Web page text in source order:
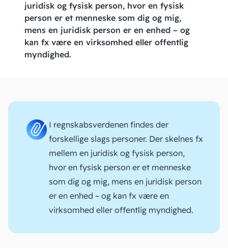
juridisk og fysisk person, hvor en fysisk
person er et menneske som dig og mig,
mens en juridisk person er en enhed – og
kan fx være en virksomhed eller offentlig
myndighed.
I regnskabsverdenen findes der
forskellige slags personer. Der skelnes fx
mellem en juridisk og fysisk person,
hvor en fysisk person er et menneske
som dig og mig, mens en juridisk person
er en enhed – og kan fx være en
virksomhed eller offentlig myndighed.